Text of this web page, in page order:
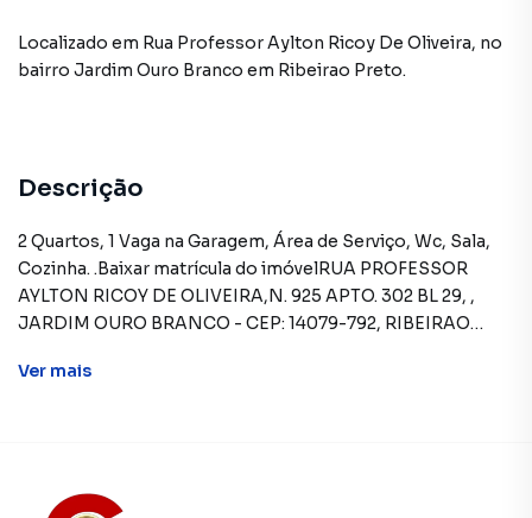
Localizado em Rua Professor Aylton Ricoy De Oliveira, no
bairro Jardim Ouro Branco em Ribeirao Preto.
Descrição
2 Quartos, 1 Vaga na Garagem, Área de Serviço, Wc, Sala,
Cozinha. .Baixar matrícula do imóvelRUA PROFESSOR
AYLTON RICOY DE OLIVEIRA,N. 925 APTO. 302 BL 29, ,
JARDIM OURO BRANCO - CEP: 14079-792, RIBEIRAO
ACEITAS: Recursos próprios. Permite utilização de FGTS.
Ver mais